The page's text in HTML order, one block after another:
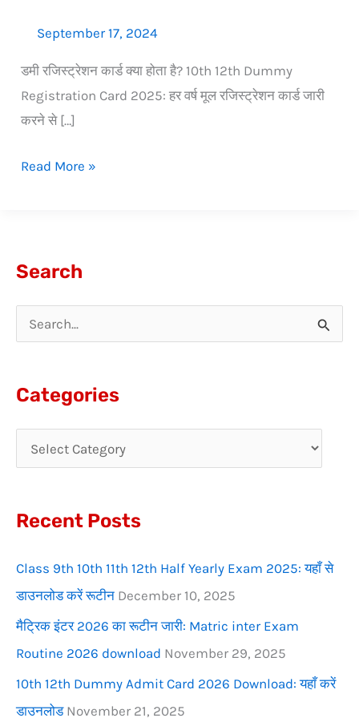
September 17, 2024
डमी रजिस्ट्रेशन कार्ड क्या होता है? 10th 12th Dummy
Registration Card 2025: हर वर्ष मूल रजिस्ट्रेशन कार्ड जारी
करने से […]
Read More »
Search
h
o
:
Categories
Recent Posts
Class 9th 10th 11th 12th Half Yearly Exam 2025: यहाँ से
डाउनलोड करें रूटीन December 10, 2025
मैट्रिक इंटर 2026 का रूटीन जारी: Matric inter Exam
Routine 2026 download November 29, 2025
10th 12th Dummy Admit Card 2026 Download: यहाँ करें
डाउनलोड November 21, 2025